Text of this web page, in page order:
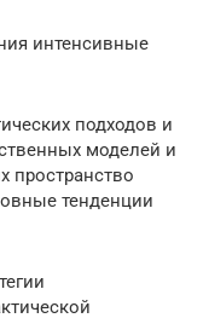
интенсивные
подходов и
моделей и
пространство
тенденции